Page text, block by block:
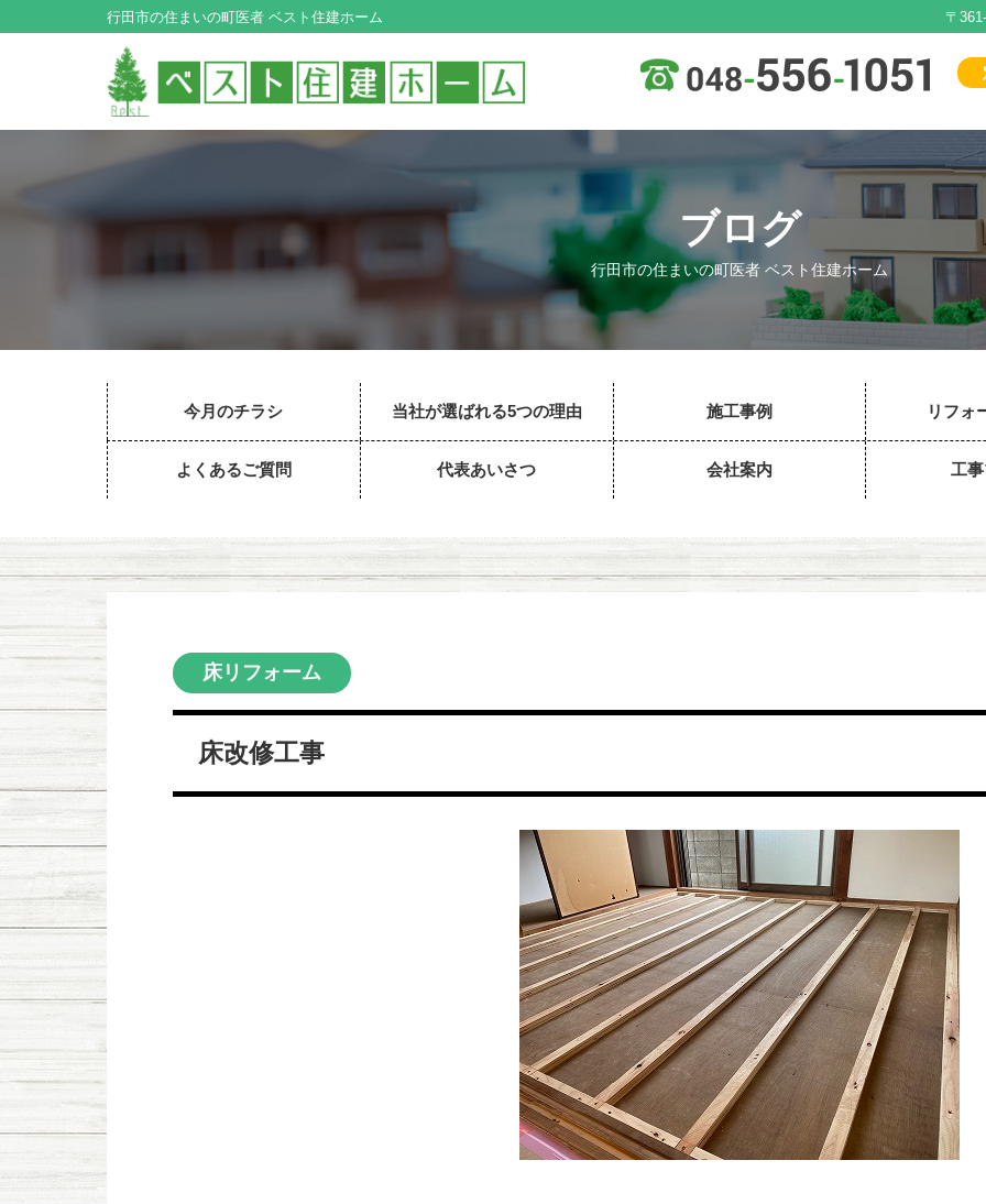
行田市の住まいの町医者 ベスト住建ホーム 〒
ブログ
行田市の住まいの町医者 ベスト住建ホーム
今月のチラシ 当社が選ばれる5つの理由 施工事例 リフォ
よくあるご質問 代表あいさつ 会社案内 工
床リフォーム
床改修工事